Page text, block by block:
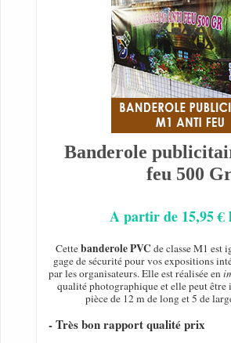
Banderole
feu 500
A partir de 15,95 €
Cettebanderole PVC de classe M1 est
gage de sécurité pour vos expositions
par les organisateurs. Elle est réalisée en
qualité photographique et elle peut être
pièce de 12 m de long et 5 de
- Très bon rapport qualité prix